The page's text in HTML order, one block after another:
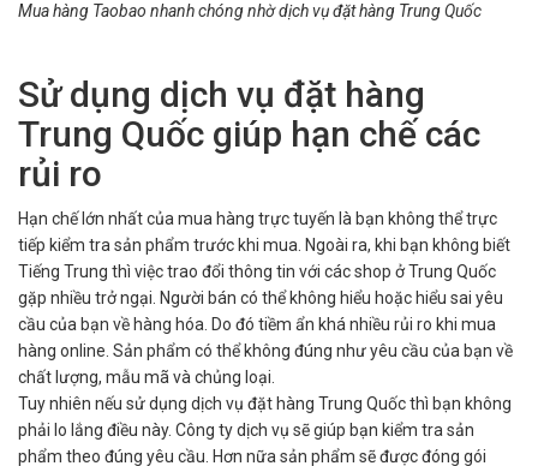
Mua hàng Taobao nhanh chóng nhờ dịch vụ đặt hàng Trung Quốc
Sử dụng dịch vụ đặt hàng
Trung Quốc giúp hạn chế các
rủi ro
Hạn chế lớn nhất của mua hàng trực tuyến là bạn không thể trực
tiếp kiểm tra sản phẩm trước khi mua. Ngoài ra, khi bạn không biết
Tiếng Trung thì việc trao đổi thông tin với các shop ở Trung Quốc
gặp nhiều trở ngại. Người bán có thể không hiểu hoặc hiểu sai yêu
cầu của bạn về hàng hóa. Do đó tiềm ẩn khá nhiều rủi ro khi mua
hàng online. Sản phẩm có thể không đúng như yêu cầu của bạn về
chất lượng, mẫu mã và chủng loại.
Tuy nhiên nếu sử dụng dịch vụ đặt hàng Trung Quốc thì bạn không
phải lo lắng điều này. Công ty dịch vụ sẽ giúp bạn kiểm tra sản
phẩm theo đúng yêu cầu. Hơn nữa sản phẩm sẽ được đóng gói